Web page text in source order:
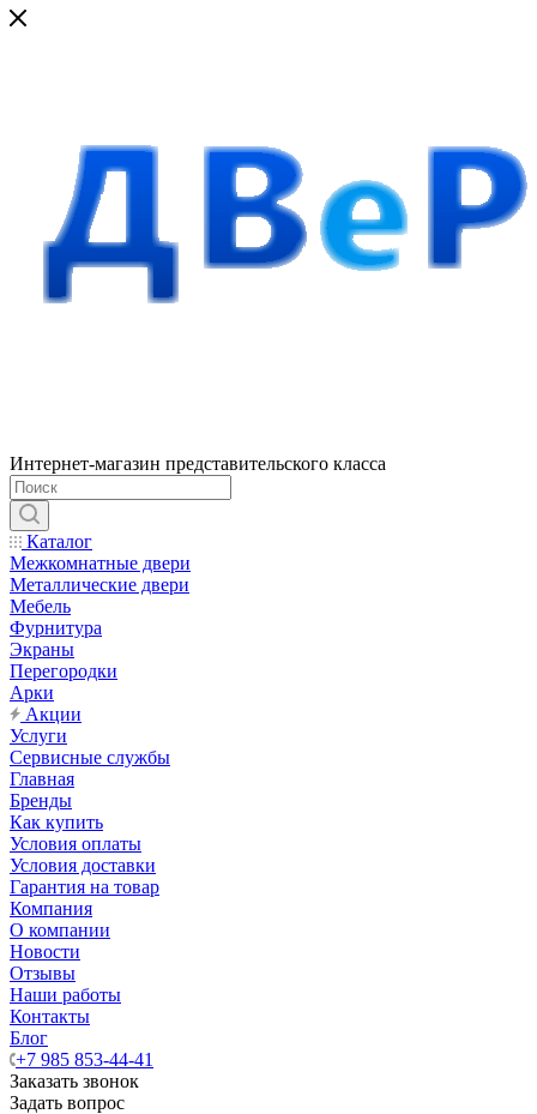
Интернет-магазин представительского класса
Каталог
Межкомнатные двери
Металлические двери
Мебель
Фурнитура
Экраны
Перегородки
Арки
Акции
Услуги
Сервисные службы
Главная
Бренды
Как купить
Условия оплаты
Условия доставки
Гарантия на товар
Компания
О компании
Новости
Отзывы
Наши работы
Контакты
Блог
+7 985 853-44-41
Заказать звонок
Задать вопрос